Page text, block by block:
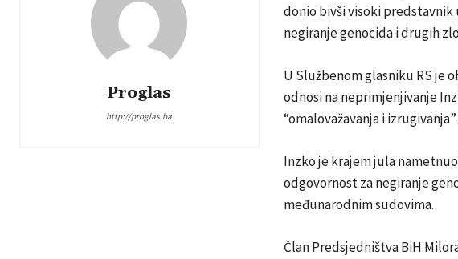
Proglas
http://proglas.ba
donio bivši visoki predstavnik
negiranje genocida i drugih
U Službenom glasniku RS je
odnosi na neprimjenjivanje
“omalovažavanja i izrugivanja”
Inzko je krajem jula
odgovornost za negiranje
međunarodnim sudovima.
Član Predsjedništva BiH